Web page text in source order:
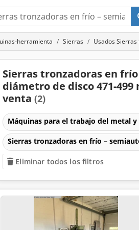
herramienta Sierras Usados
Sierras tronzadoras en
diámetro de disco 471-
venta (2)
Máquinas para el trabajo del metal
Sierras tronzadoras en frío –
Eliminar todos los filtros